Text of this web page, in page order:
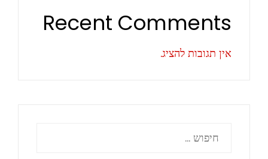
Recent Comments
אין תגובות להציג.